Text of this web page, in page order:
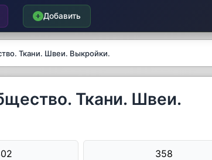
Добавить
Ткани. Швеи. Выкройки.
Ткани. Швеи.
358